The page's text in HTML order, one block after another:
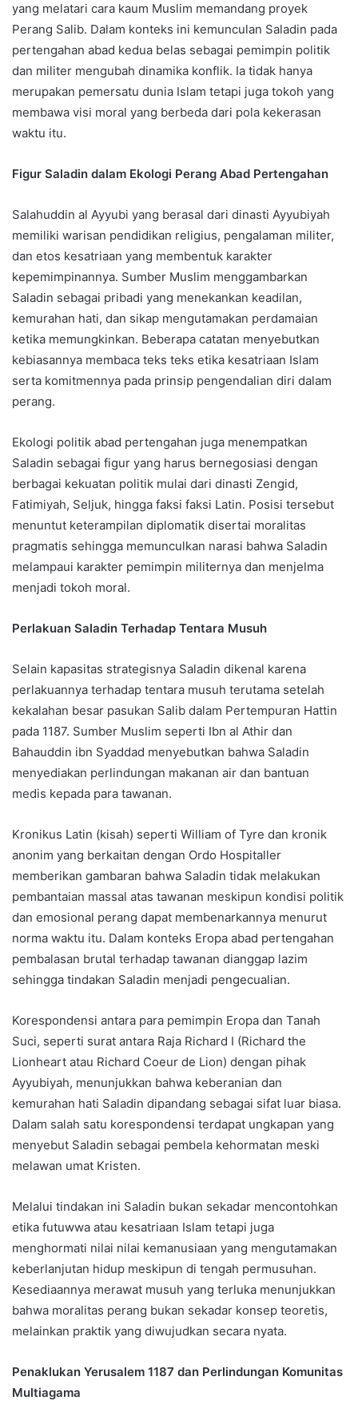
yang melatari cara kaum Muslim memandang proyek
Perang Salib. Dalam konteks ini kemunculan Saladin pada
pertengahan abad kedua belas sebagai pemimpin politik
dan militer mengubah dinamika konflik. Ia tidak hanya
merupakan pemersatu dunia Islam tetapi juga tokoh yang
membawa visi moral yang berbeda dari pola kekerasan
waktu itu.
Figur Saladin dalam Ekologi Perang Abad Pertengahan
Salahuddin al Ayyubi yang berasal dari dinasti Ayyubiyah
memiliki warisan pendidikan religius, pengalaman militer,
dan etos kesatriaan yang membentuk karakter
kepemimpinannya. Sumber Muslim menggambarkan
Saladin sebagai pribadi yang menekankan keadilan,
kemurahan hati, dan sikap mengutamakan perdamaian
ketika memungkinkan. Beberapa catatan menyebutkan
kebiasannya membaca teks teks etika kesatriaan Islam
serta komitmennya pada prinsip pengendalian diri dalam
perang.
Ekologi politik abad pertengahan juga menempatkan
Saladin sebagai figur yang harus bernegosiasi dengan
berbagai kekuatan politik mulai dari dinasti Zengid,
Fatimiyah, Seljuk, hingga faksi faksi Latin. Posisi tersebut
menuntut keterampilan diplomatik disertai moralitas
pragmatis sehingga memunculkan narasi bahwa Saladin
melampaui karakter pemimpin militernya dan menjelma
menjadi tokoh moral.
Perlakuan Saladin Terhadap Tentara Musuh
Selain kapasitas strategisnya Saladin dikenal karena
perlakuannya terhadap tentara musuh terutama setelah
kekalahan besar pasukan Salib dalam Pertempuran Hattin
pada 1187. Sumber Muslim seperti Ibn al Athir dan
Bahauddin ibn Syaddad menyebutkan bahwa Saladin
menyediakan perlindungan makanan air dan bantuan
medis kepada para tawanan.
Kronikus Latin (kisah) seperti William of Tyre dan kronik
anonim yang berkaitan dengan Ordo Hospitaller
memberikan gambaran bahwa Saladin tidak melakukan
pembantaian massal atas tawanan meskipun kondisi politik
dan emosional perang dapat membenarkannya menurut
norma waktu itu. Dalam konteks Eropa abad pertengahan
pembalasan brutal terhadap tawanan dianggap lazim
sehingga tindakan Saladin menjadi pengecualian.
Korespondensi antara para pemimpin Eropa dan Tanah
Suci, seperti surat antara Raja Richard I (Richard the
Lionheart atau Richard Coeur de Lion) dengan pihak
Ayyubiyah, menunjukkan bahwa keberanian dan
kemurahan hati Saladin dipandang sebagai sifat luar biasa.
Dalam salah satu korespondensi terdapat ungkapan yang
menyebut Saladin sebagai pembela kehormatan meski
melawan umat Kristen.
Melalui tindakan ini Saladin bukan sekadar mencontohkan
etika futuwwa atau kesatriaan Islam tetapi juga
menghormati nilai nilai kemanusiaan yang mengutamakan
keberlanjutan hidup meskipun di tengah permusuhan.
Kesediaannya merawat musuh yang terluka menunjukkan
bahwa moralitas perang bukan sekadar konsep teoretis,
melainkan praktik yang diwujudkan secara nyata.
Penaklukan Yerusalem 1187 dan Perlindungan Komunitas
Multiagama